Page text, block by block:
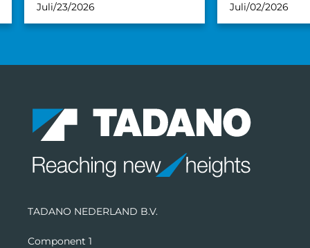
Juli/23/2026
Juli/02/2026
TADANO NEDERLAND B.V.
Component 1